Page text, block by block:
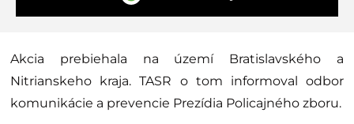
Akcia prebiehala na území Bratislavského a
Nitrianskeho kraja. TASR o tom informoval odbor
komunikácie a prevencie Prezídia Policajného zboru.